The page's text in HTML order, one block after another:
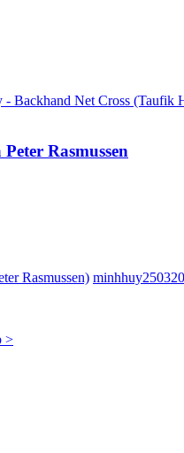
- Backhand Net Cross (Taufik
Rasmussen
Rasmussen)
>